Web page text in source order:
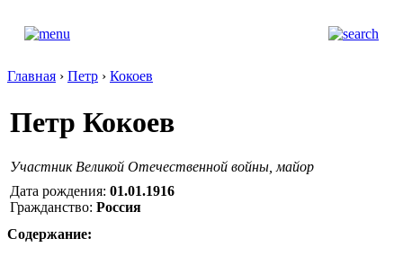
Главная › Петр › Кокоев
Петр Кокоев
Участник Великой Отечественной войны, майор
Дата рождения: 01.01.1916
Гражданство: Россия
Содержание: